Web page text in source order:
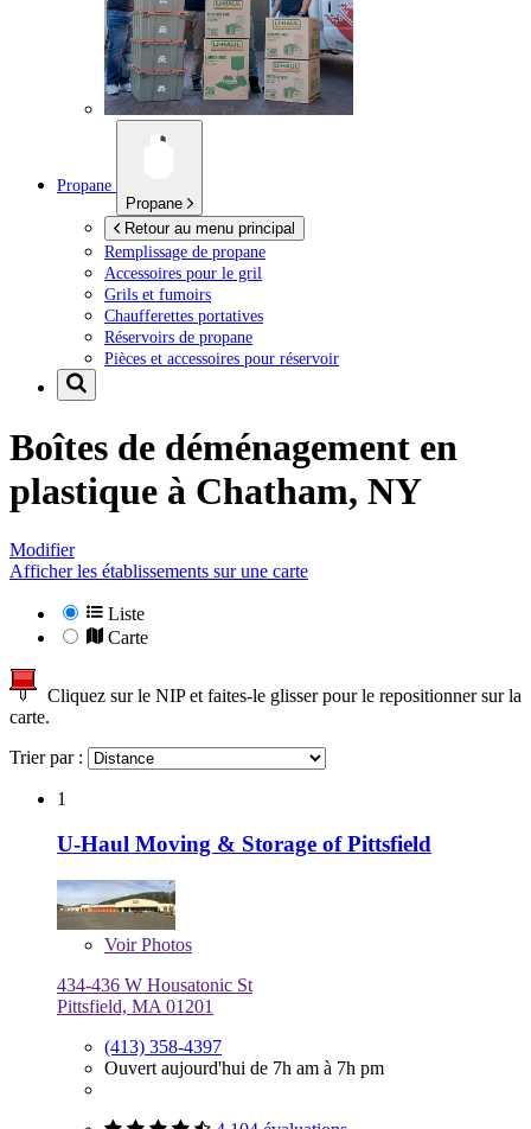
Propane
Propane
Retour au menu principal
Remplissage de propane
Accessoires pour le gril
Grils et fumoirs
Chaufferettes portatives
Réservoirs de propane
Pièces et accessoires pour réservoir
Boîtes de déménagement en
plastique à Chatham, NY
Modifier
Afficher les établissements sur une carte
Liste
Carte
Cliquez sur le NIP et faites-le glisser pour le repositionner sur la
carte.
Trier par :
1
U-Haul Moving & Storage of Pittsfield
VoirPhotos
434-436 W Housatonic St
Pittsfield, MA 01201
(413) 358-4397
Ouvert aujourd'hui de 7h am à 7h pm